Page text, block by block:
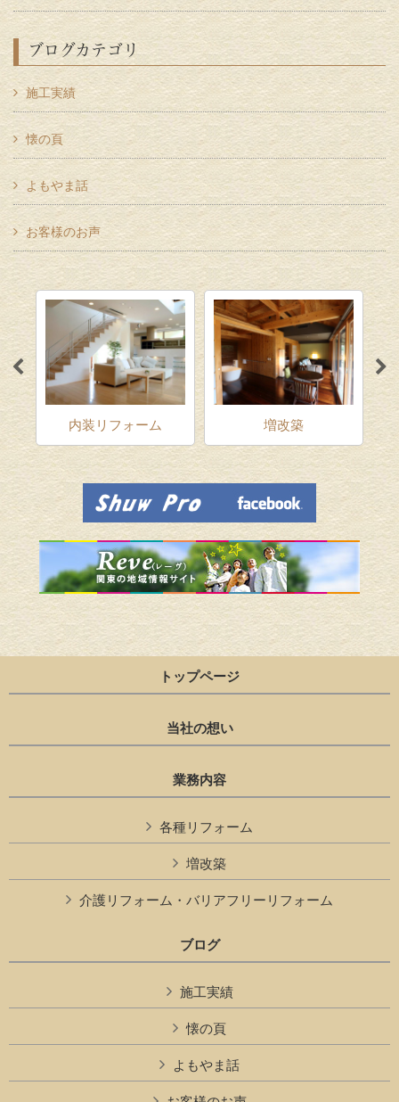
ブログカテゴリ
施工実績
懐の頁
よもやま話
お客様のお声
内装リフォーム 増改築
トップページ
当社の想い
業務内容
各種リフォーム
増改築
介護リフォーム・バリアフリーリフォーム
ブログ
施工実績
懐の頁
よもやま話